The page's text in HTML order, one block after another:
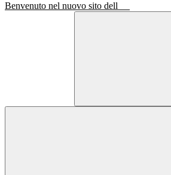
Benvenuto nel nuovo sito dell